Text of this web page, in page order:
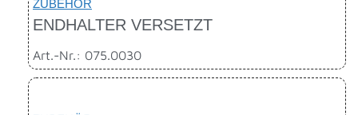
ZUBEHÖR
ENDHALTER VERSETZT
Art.-Nr.: 075.0030